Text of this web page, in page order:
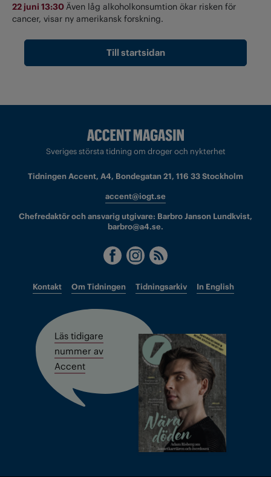
22 juni 13:30Även låg alkoholkonsumtion ökar risken för
cancer, visar ny amerikansk forskning.
Till startsidan
Sveriges största tidning om droger och nykterhet
Tidningen Accent, A4, Bondegatan 21, 116 33 Stockholm
accent@iogt.se
Chefredaktör och ansvarig utgivare: Barbro Janson Lundkvist,
barbro@a4.se.
Kontakt Om Tidningen Tidningsarkiv In English
Läs tidigare
nummer av
Accent